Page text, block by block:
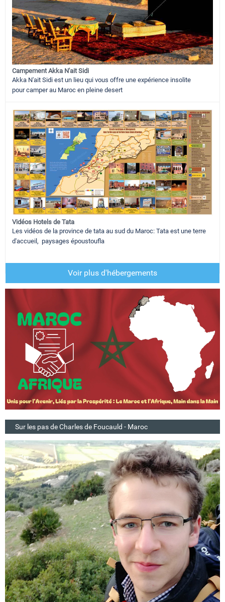
Campement Akka N'ait Sidi
Akka N'ait Sidi est un lieu qui vous offre une expérience insolite
pour camper au Maroc en pleine desert
Vidéos Hotels de Tata
Les vidéos de la province de tata au sud du Maroc: Tata est une terre
d'accueil, paysages époustoufla
Voir plus d'hébergements
Sur les pas de Charles de Foucauld - Maroc